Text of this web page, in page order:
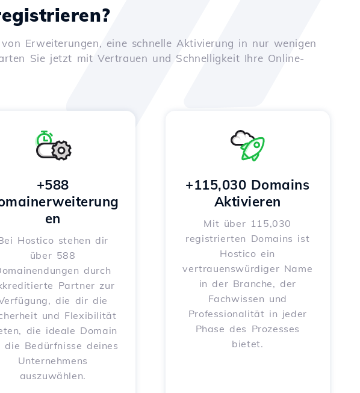
Erweiterungen, eine schnelle Aktivierung in nur wenigen
Sie jetzt mit Vertrauen und Schnelligkeit Ihre Online-
+588
en
Hostico stehen dir
über 588
durch
Partner zur
die dir die
und Flexibilität
die ideale Domain
die Bedürfnisse deines
Unternehmens
auszuwählen.
+115,030 Domains
Aktivieren
Mit über 115,030
registrierten Domains ist
Hostico ein
vertrauenswürdiger Name
in der Branche, der
Fachwissen und
Professionalität in jeder
Phase des Prozesses
bietet.